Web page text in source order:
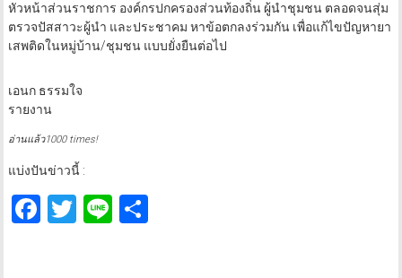
หัวหน้าส่วนราชการ องค์กรปกครองส่วนท้องถิ่น ผู้นำชุมชน ตลอดจนสุ่ม
ตรวจปัสสาวะผู้นำ และประชาคม หาข้อตกลงร่วมกัน เพื่อแก้ไขปัญหายา
เสพติดในหมู่บ้าน/ชุมชน แบบยั่งยืนต่อไป
เอนก ธรรมใจ
รายงาน
อ่านแล้ว1000 times!
แบ่งปันข่าวนี้ :
Facebook
Twitter
LineShare